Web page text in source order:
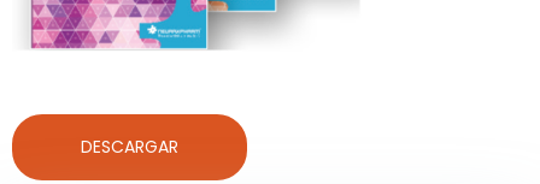
DESCARGAR